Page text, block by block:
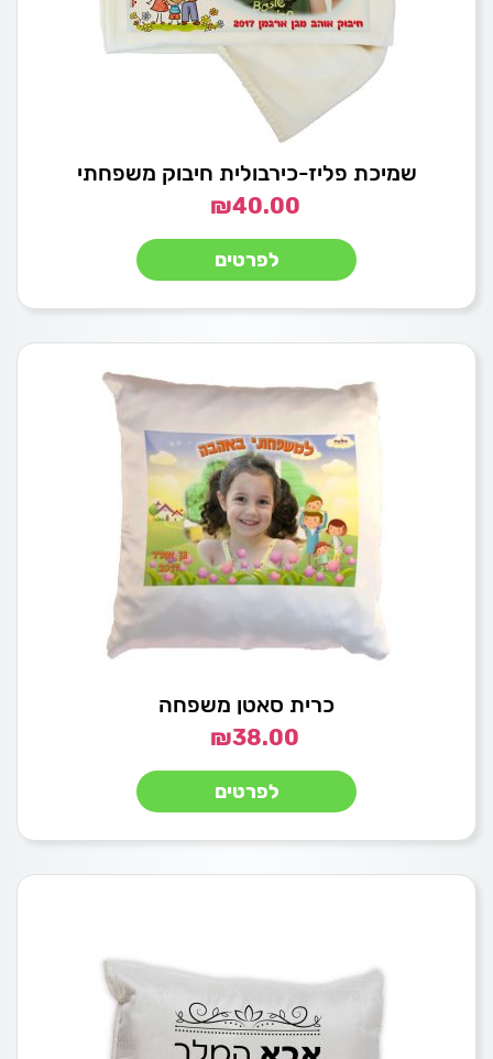
שמיכת פליז-כירבולית חיבוק משפחתי
₪40.00
לפרטים
כרית סאטן משפחה
₪38.00
לפרטים